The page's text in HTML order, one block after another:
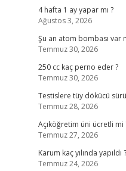
4 hafta 1 ay yapar mı ?
Ağustos 3, 2026
Şu an atom bombası var
Temmuz 30, 2026
250 cc kaç perno eder ?
Temmuz 30, 2026
Testislere tüy dökücü
Temmuz 28, 2026
Açıköğretim üni ücretli mi
Temmuz 27, 2026
Karum kaç yılında yapıldı ?
Temmuz 24, 2026